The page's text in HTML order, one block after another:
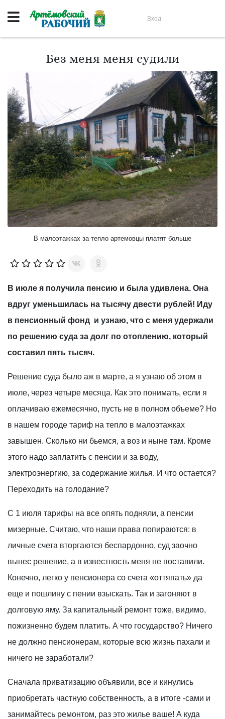
Вход
Без меня меня судили
В малоэтажках за тепло артемовцы платят больше
В июле я получила пенсию и была удивлена. Она
вдруг уменьшилась на тысячу двести рублей! Иду
в пенсионный фонд и узнаю, что с меня удержали
по решению суда за долг по отоплению, который
составил пять тысяч.
Решение суда было аж в марте, а я узнаю об этом в
июле, через четыре месяца. Как это понимать, если я
оплачиваю ежемесячно, пусть не в полном объеме? Но
в нашем городе тариф на тепло в малоэтажках
завышен. Сколько ни бьемся, а воз и ныне там. Кроме
этого надо заплатить с пенсии и за воду,
электроэнергию, за содержание жилья. И что остается?
Переходить на голодание?
С 1 июля тарифы на все опять подняли, а пенсии
мизерные. Считаю, что наши права попираются: в
личные счета вторгаются беспардонно, суд заочно
вынес решение, а в известность меня не поставили.
Конечно, легко у пенсионера со счета «оттяпать» да
еще и пошлину с пении взыскать. Так и загоняют в
долговую яму. За капитальный ремонт тоже, видимо,
пожизненно будем платить. А что государство? Ничего
не должно пенсионерам, которые всю жизнь пахали и
ничего не заработали?
Сначала приватизацию объявили, все и кинулись
приобретать частную собственность, а в итоге -сами и
занимайтесь ремонтом, раз это жилье ваше! А куда